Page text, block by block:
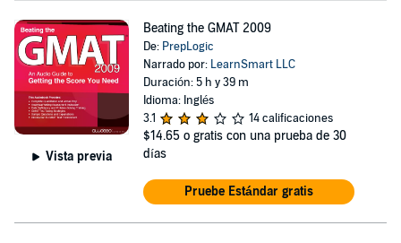
Vista previa
Beating the GMAT 2009
De: PrepLogic
Narrado por: LearnSmart LLC
Duración: 5 h y 39 m
Idioma: Inglés
3.1
14 calificaciones
$14.65 o gratis con una prueba de 30
días
Pruebe Estándar gratis